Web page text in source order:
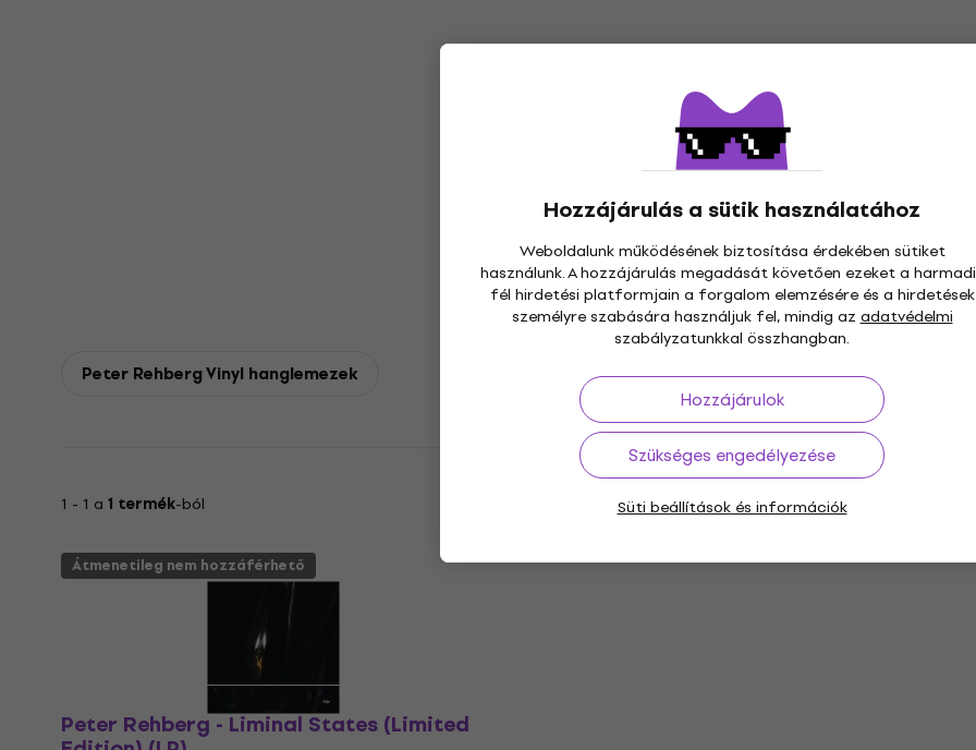
Hozzájárulás a sütik használatához
Weboldalunk működésének biztosítása érdekében sütiket
használunk. A hozzájárulás megadását követően ezeket a
fél hirdetési platformjain a forgalom elemzésére és a hirdetések
személyre szabására használjuk fel, mindig az adatvédelmi
szabályzatunkkal összhangban.
Hozzájárulok
Szükséges engedélyezése
Süti beállítások és információk
Peter Rehberg Vinyl hanglemezek
1 - 1 a 1 termék-ból
Átmenetileg nem hozzáférhető
Peter Rehberg - Liminal States (Limited